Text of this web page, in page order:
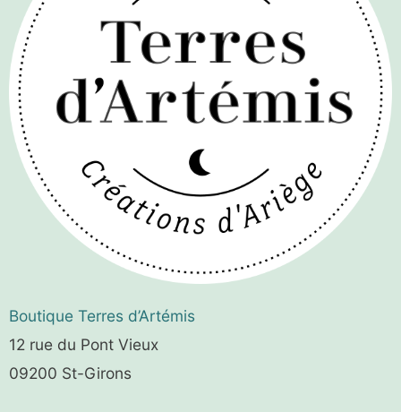
Boutique Terres d’Artémis
12 rue du Pont Vieux
09200 St-Girons